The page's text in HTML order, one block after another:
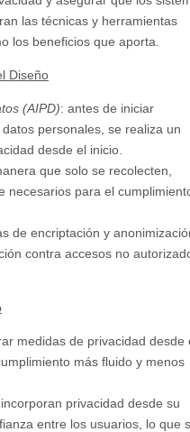
las técnicas y herramientas
los beneficios que aporta.
Diseño
(AIPD): antes de iniciar
personales, se realiza un
desde el inicio.
que solo se recolecten,
necesarios para el
de encriptación y
contra accesos no
medidas de privacidad desde
más fluido y menos
privacidad desde su
entre los usuarios, lo que